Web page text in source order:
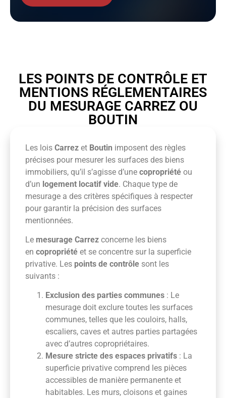
LES POINTS DE CONTRÔLE ET
MENTIONS RÉGLEMENTAIRES
DU MESURAGE CARREZ OU
BOUTIN
Les lois Carrez et Boutin imposent des règles
précises pour mesurer les surfaces des biens
immobiliers, qu’il s’agisse d’une copropriété ou
d’un logement locatif vide. Chaque type de
mesurage a des critères spécifiques à respecter
pour garantir la précision des surfaces
mentionnées.
Le mesurage Carrez concerne les biens
en copropriété et se concentre sur la superficie
privative. Les points de contrôle sont les
suivants :
Exclusion des parties communes : Le
mesurage doit exclure toutes les surfaces
communes, telles que les couloirs, halls,
escaliers, caves et autres parties partagées
avec d’autres copropriétaires.
Mesure stricte des espaces privatifs : La
superficie privative comprend les pièces
accessibles de manière permanente et
habitables. Les murs, cloisons et gaines